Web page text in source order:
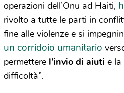
operazioni dell’Onu ad Haiti,
rivolto a tutte le parti in
fine alle violenze e si
un corridoio umanitario
permettere l’invio di aiuti e
difficoltà”.